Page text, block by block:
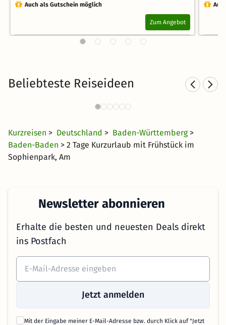
Auch als Gutschein möglich
Zum Angebot
Beliebteste Reiseideen
Städtereisen nach Baden-
Kurzreisen > Deutschland > Baden-Württemberg >
Baden-Baden > 2 Tage Kurzurlaub mit Frühstück im
Sophienpark, Am
Newsletter abonnieren
Erhalte die besten und neuesten Deals direkt
ins Postfach
Jetzt anmelden
Mit der Eingabe meiner E-Mail-Adresse bzw. durch Klick auf "Jetzt